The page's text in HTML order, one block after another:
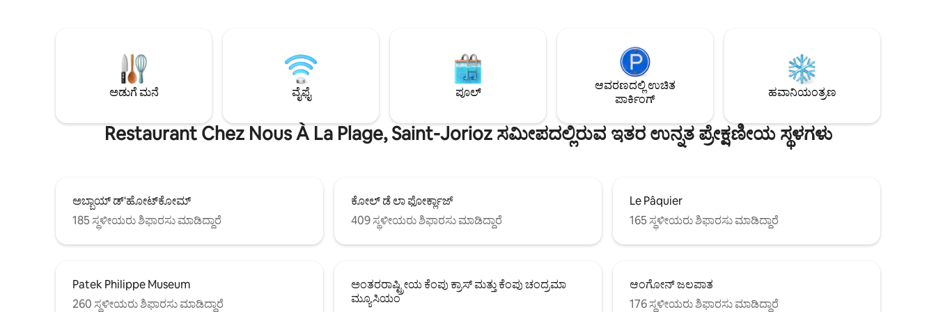
ಖಾಸಗಿ ಪಾರ್ಕಿಂಗ್ ಸ್ಥಳವನ್ನು ಒಳಗೊಂಡಿದೆ.
ಅಂಗಡಿಗಳು ಮತ್ತು ರೆಸ್ಟೋರೆಂಟ್‌ಗಳಿಗೆ ಹತ್ತಿರ.
ಕಿಲೋಮೀಟರ್‌ಗಿಂತಲೂ ಹೆಚ್ಚು ಸೈಕಲ್ ಮಾರ್ಗಗಳಿಗೆ
ಪ್ರವೇಶವನ್ನು ನೀಡುತ್ತದೆ. ನಿಮ್ಮ ವಾಸ್ತವ್ಯಕ್ಕೆ ವಿಶೇಷವಾದ
ಏನಾದರೂ ಅಗತ್ಯವಿದ್ದರೆ ನೀವು ಖಾಸಗಿ ಪಾರ್ಕಿಂಗ್
ಮತ್ತು ಕನ್ಸೀರ್ಜ್ ಸೇವೆಯಿಂದ ಪ್ರಯೋಜನ
ಬೀದಿಗಳಿಗೆ ಹತ್ತಿರ, ಇದು ಅವರ ಜೀವನ ಮತ್ತು
ಸೌಂದರ್ಯದಿಂದ ನಿಮ್ಮನ್ನು ವಿಸ್ಮಯಗೊಳಿಸುತ್ತದೆ.
ಲೇಕ್ ಆನೆಸಿ ಮತ್ತು ಅರಾವಿಸ್ ಮಾಸಿಫ್ ನಡುವಿನ
ವಿಶೇಷ ವಾತಾವರಣ.
ನಿಮಿಷಗಳಿಂದ ಸ್ಕೀ ರೆಸಾರ್ಟ್‌ಗಳು (ರನ್‌ವೇ ಮತ್ತು
ನಾರ್ಡಿಕ್), (ಸೆಮ್ನೋಜ್, ಸೆಥೆನೆಕ್ಸ್, ಲಾ ಕ್ಲುಸಾಜ್, ಲೆ
ಗ್ರ್ಯಾಂಡ್ ಬೋರ್ನಾಂಡ್).
ಅಡುಗೆ ಮನೆ ವೈಫೈ ಪೂಲ್
ಆವರಣದಲ್ಲಿ ಉಚಿತ
ಪಾರ್ಕಿಂಗ್
ಹವಾನಿಯಂತ್ರಣ
Restaurant Chez Nous À La Plage, Saint-Jorioz ಸಮೀಪದಲ್ಲಿರುವ ಇತರ ಉನ್ನತ ಪ್ರೇಕ್ಷಣೀಯ ಸ್ಥಳಗಳು
ಅಬ್ಬಾಯ್ ಡ್'ಹೋಟ್‌ಕೋಮ್
185 ಸ್ಥಳೀಯರು ಶಿಫಾರಸು ಮಾಡಿದ್ದಾರೆ
ಕೋಲ್ ಡೆ ಲಾ ಫೋರ್ಕ್ಲಾಜ್
409 ಸ್ಥಳೀಯರು ಶಿಫಾರಸು ಮಾಡಿದ್ದಾರೆ
Le Pâquier
165 ಸ್ಥಳೀಯರು ಶಿಫಾರಸು ಮಾಡಿದ್ದಾರೆ
Patek Philippe Museum
260 ಸ್ಥಳೀಯರು ಶಿಫಾರಸು ಮಾಡಿದ್ದಾರೆ
ಅಂತರರಾಷ್ಟ್ರೀಯ ಕೆಂಪು ಕ್ರಾಸ್ ಮತ್ತು ಕೆಂಪು ಚಂದ್ರಮಾ
ಮ್ಯೂಸಿಯಂ
ಆಂಗೋನ್ ಜಲಪಾತ
176 ಸ್ಥಳೀಯರು ಶಿಫಾರಸು ಮಾಡಿದ್ದಾರೆ